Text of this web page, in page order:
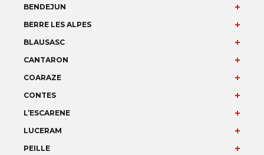
BENDEJUN
BERRE LES ALPES
BLAUSASC
CANTARON
COARAZE
CONTES
L’ESCARENE
LUCERAM
PEILLE